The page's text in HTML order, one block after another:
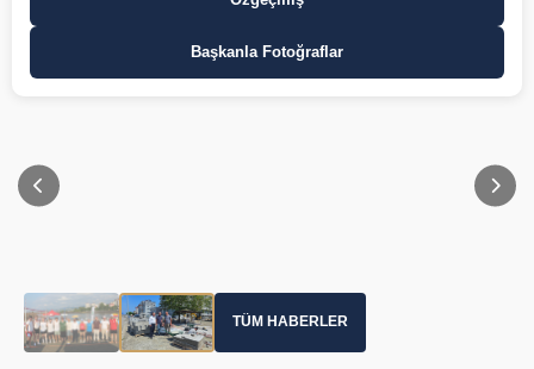
Başkanla Fotoğraflar
TÜM HABERLER